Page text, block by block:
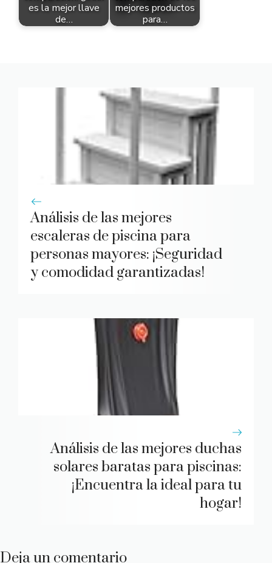
es la mejor llave
de…
mejores productos
para…
Análisis de las mejores
escaleras de piscina para
personas mayores: ¡Seguridad
y comodidad garantizadas!
Análisis de las mejores duchas
solares baratas para piscinas:
¡Encuentra la ideal para tu
hogar!
Deja un comentario